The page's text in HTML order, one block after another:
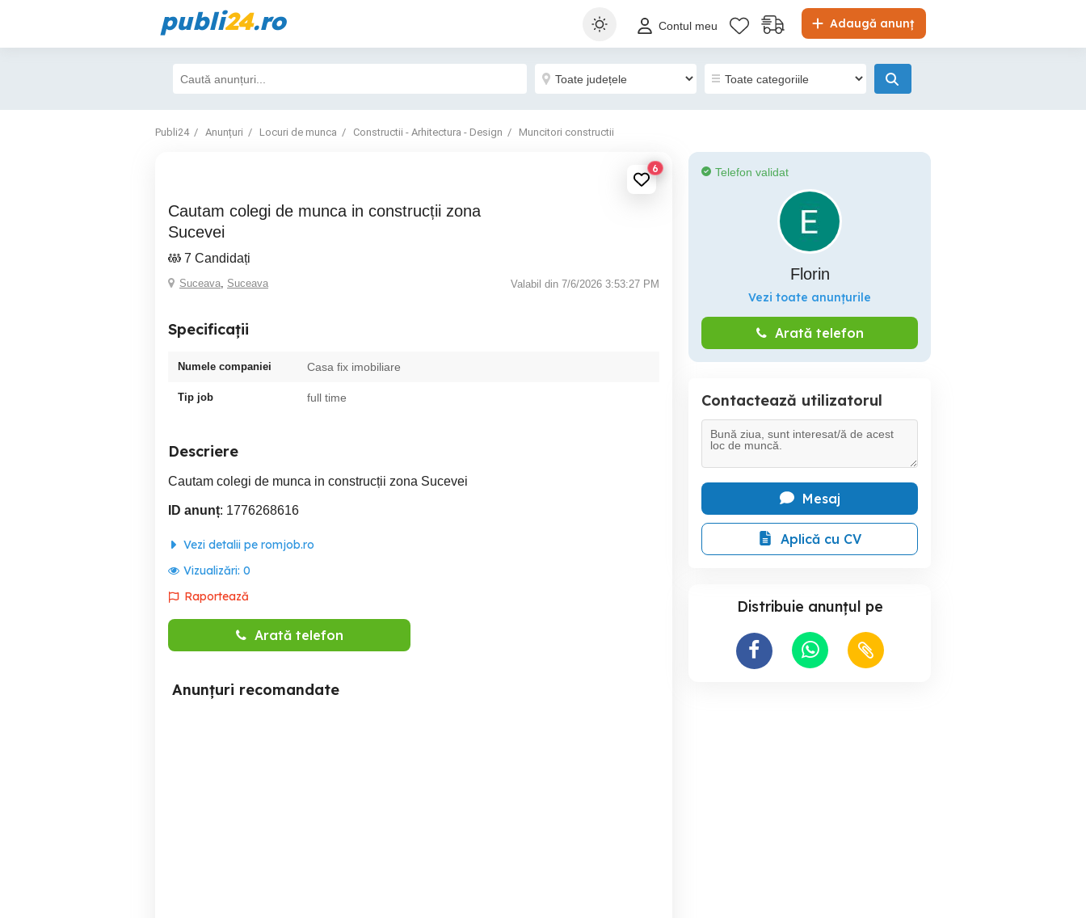
publi24.ro Adaugă anunț
Contul meu
Publi24 Anunțuri Locuri de munca Constructii - Arhitectura - Design Muncitori constructii
6
Cautam colegi de munca in construcții zona
Sucevei
7 Candidați
Suceava, Suceava Valabil din 7/6/2026 3:53:27 PM
Specificații
Numele companiei Casa fix imobiliare
Tip job full time
Descriere
Cautam colegi de munca in construcții zona Sucevei
ID anunț: 1776268616
Vezi detalii pe romjob.ro
Vizualizări: 0
Raportează
Arată telefon
Anunțuri recomandate
Telefon validat
Florin
Vezi toate anunțurile
Arată telefon
Contactează utilizatorul
Mesaj
Aplică cu CV
Distribuie anunțul pe